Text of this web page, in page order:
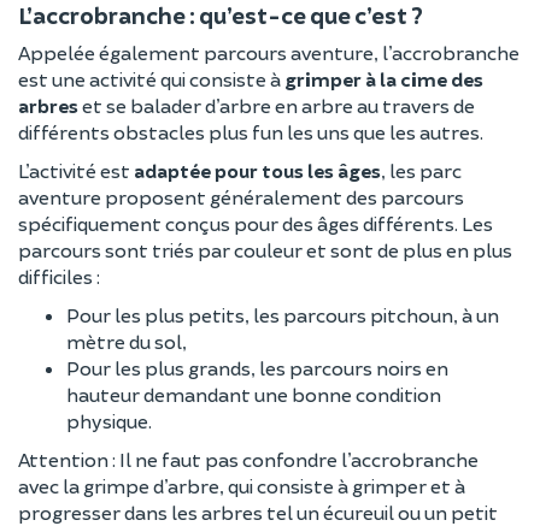
L’accrobranche : qu’est-ce que c’est ?
Appelée également parcours aventure, l’accrobranche
est une activité qui consiste à grimper à la cime des
arbreset se balader d’arbre en arbre au travers de
différents obstacles plus fun les uns que les autres.
L’activité est adaptée pour tous les âges, les parc
aventure proposent généralement des parcours
spécifiquement conçus pour des âges différents. Les
parcours sont triés par couleur et sont de plus en plus
difficiles :
Pour les plus petits, les parcours pitchoun, à un
mètre du sol,
Pour les plus grands, les parcours noirs en
hauteur demandant une bonne condition
physique.
Attention: Il ne faut pas confondre l’accrobranche
avec la grimpe d’arbre, qui consiste à grimper et à
progresser dans les arbres tel un écureuil ou un petit